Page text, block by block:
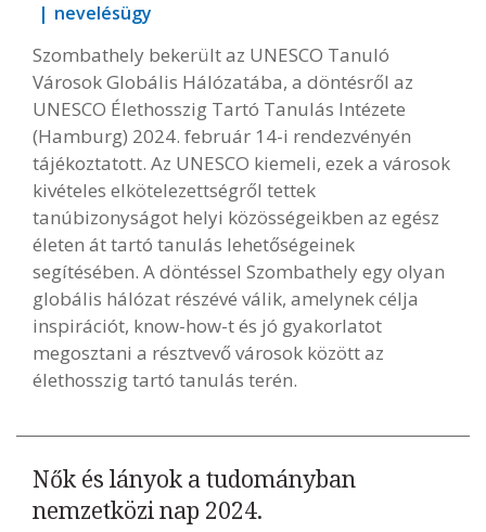
nevelésügy
Szombathely bekerült az UNESCO Tanuló
Városok Globális Hálózatába, a döntésről az
UNESCO Élethosszig Tartó Tanulás Intézete
(Hamburg) 2024. február 14-i rendezvényén
tájékoztatott. Az UNESCO kiemeli, ezek a városok
kivételes elkötelezettségről tettek
tanúbizonyságot helyi közösségeikben az egész
életen át tartó tanulás lehetőségeinek
segítésében. A döntéssel Szombathely egy olyan
globális hálózat részévé válik, amelynek célja
inspirációt, know-how-t és jó gyakorlatot
megosztani a résztvevő városok között az
élethosszig tartó tanulás terén.
Nők és lányok a tudományban
nemzetközi nap 2024.